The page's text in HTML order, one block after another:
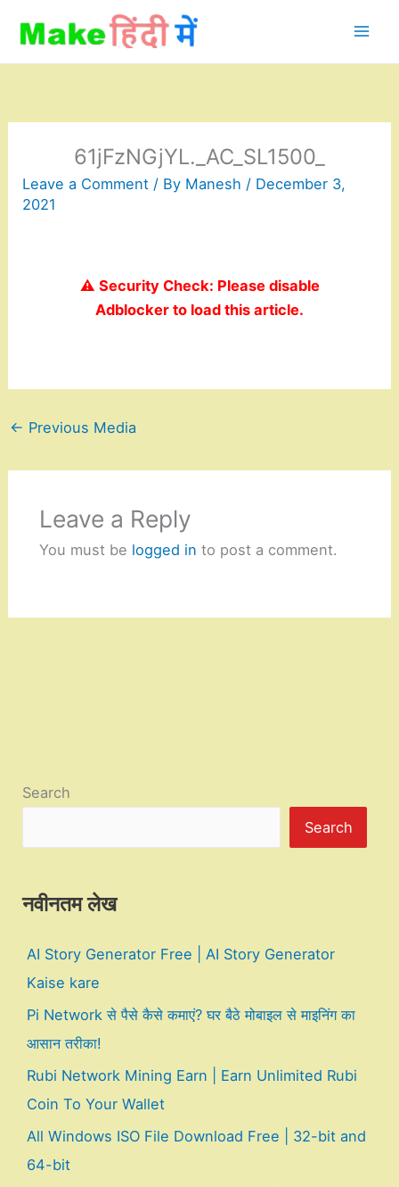
content
61jFzNGjYL._AC_SL1500_
Leave a Comment / By Manesh / December 3,
2021
⚠️ Security Check: Please disable
Adblocker to load this article.
← Previous Media
Leave a Reply
You must be logged in to post a comment.
Search
Search
नवीनतम लेख
AI Story Generator Free | AI Story Generator
Kaise kare
Pi Network से पैसे कैसे कमाएं? घर बैठे मोबाइल से माइनिंग का
आसान तरीका!
Rubi Network Mining Earn | Earn Unlimited Rubi
Coin To Your Wallet
All Windows ISO File Download Free | 32-bit and
64-bit